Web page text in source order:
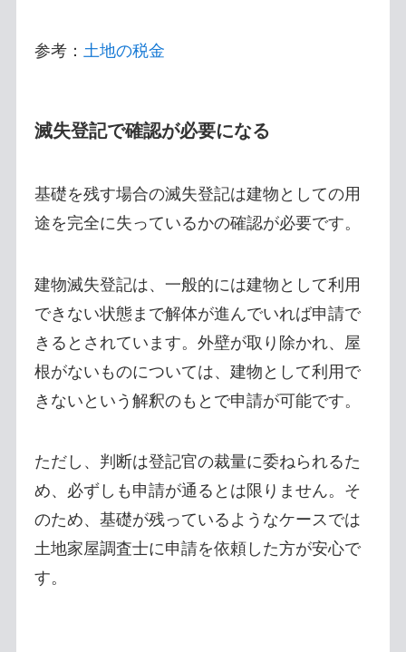
参考： 土地の税金
滅失登記で確認が必要になる
基礎を残す場合の滅失登記は建物としての用
途を完全に失っているかの確認が必要です。
建物滅失登記は、一般的には建物として利用
できない状態まで解体が進んでいれば申請で
きるとされています。外壁が取り除かれ、屋
根がないものについては、建物として利用で
きないという解釈のもとで申請が可能です。
ただし、判断は登記官の裁量に委ねられるた
め、必ずしも申請が通るとは限りません。そ
のため、基礎が残っているようなケースでは
土地家屋調査士に申請を依頼した方が安心で
す。